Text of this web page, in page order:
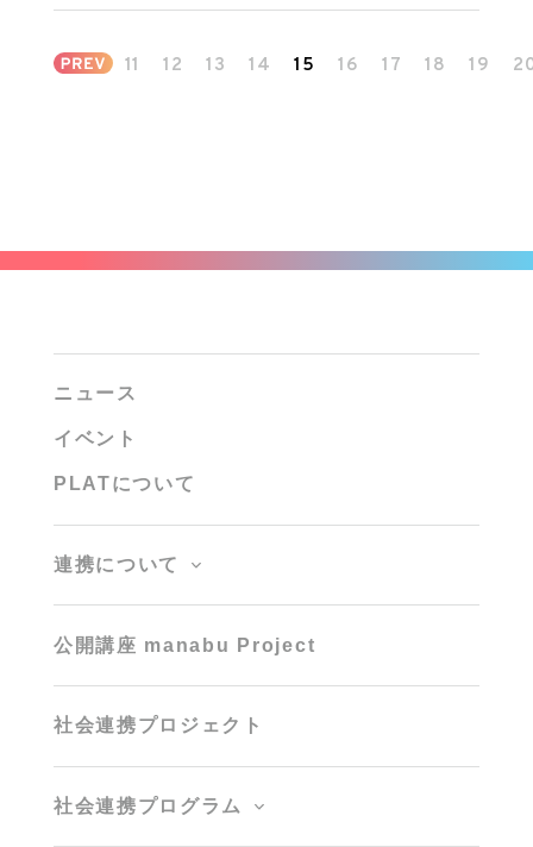
11 12 13 14 15 16 17 18 19
ニュース
イベント
PLATについて
連携について
公開講座 manabu Project
社会連携プロジェクト
社会連携プログラム